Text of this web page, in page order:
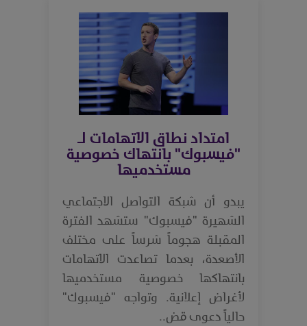
امتداد نطاق الاتهامات لـ
"فيسبوك" بانتهاك خصوصية
مستخدميها
يبدو أن شبكة التواصل الاجتماعي
الشهيرة "فيسبوك" ستشهد الفترة
المقبلة هجوماً شرساً على مختلف
الأصعدة، بعدما تصاعدت الاتهامات
بانتهاكها خصوصية مستخدميها
لأغراض إعلانية. وتواجه "فيسبوك"
حالياً دعوى قض..